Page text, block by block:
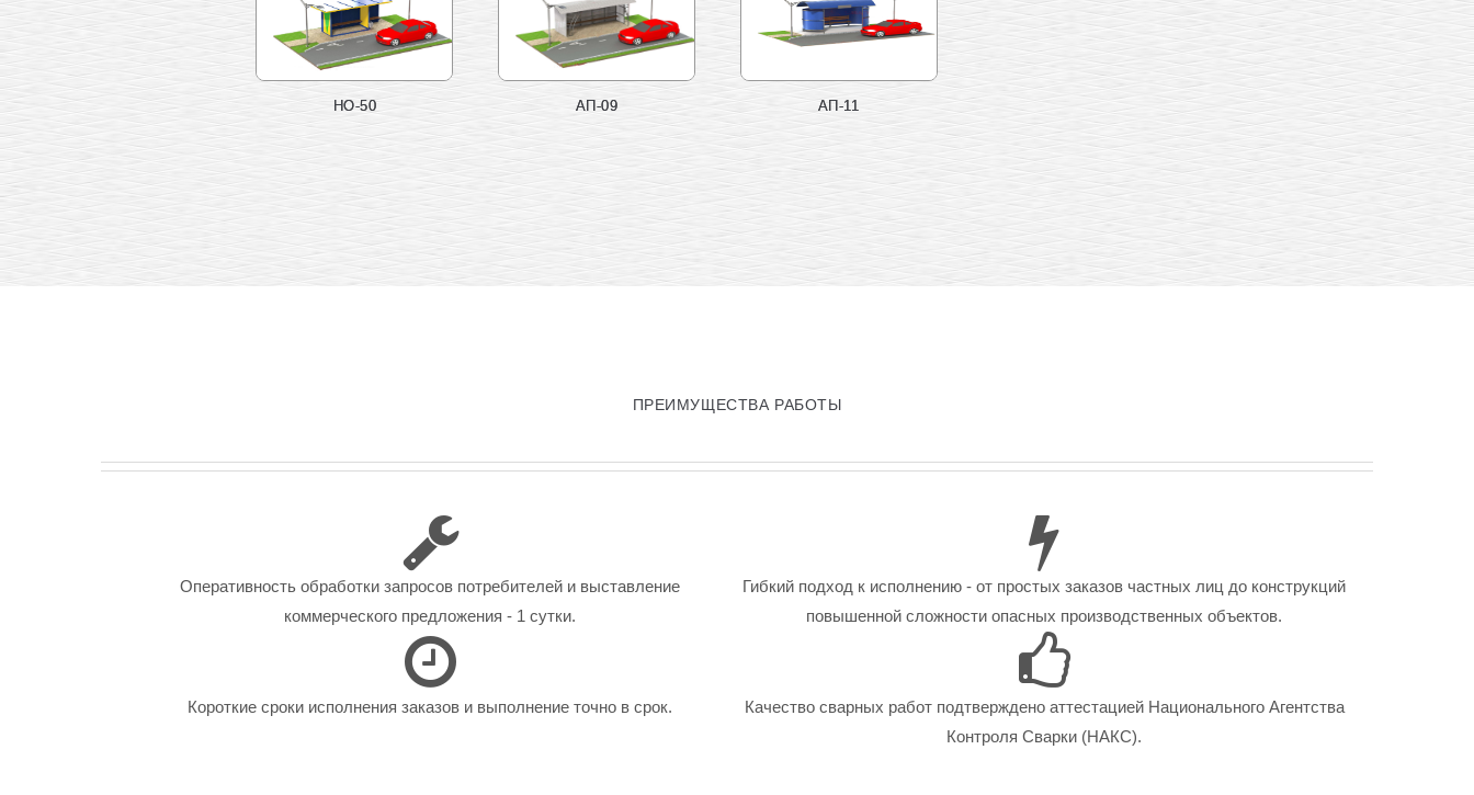
НО-50 АП-09 АП-11
ПРЕИМУЩЕСТВА РАБОТЫ
Оперативность обработки запросов потребителей и выставление
коммерческого предложения - 1 сутки.
Гибкий подход к исполнению - от простых заказов частных лиц до конструкций
повышенной сложности опасных производственных объектов.
Короткие сроки исполнения заказов и выполнение точно в срок.
Качество сварных работ подтверждено аттестацией Национального Агентства
Контроля Сварки (НАКС).